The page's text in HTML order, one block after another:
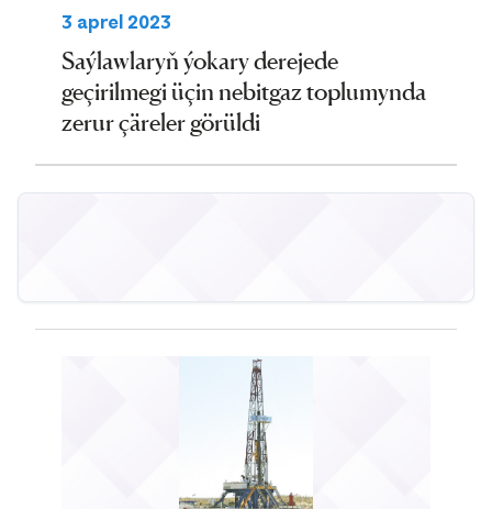
3 aprel 2023
Saýlawlaryň ýokary derejede
geçirilmegi üçin nebitgaz toplumynda
zerur çäreler görüldi